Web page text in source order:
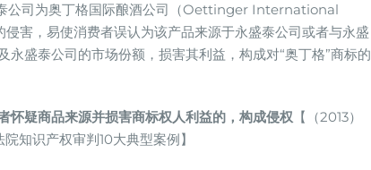
公司为奥丁格国际酿酒公司（Oettinger International
害，易使消费者误认为该产品来源于永盛泰公司或者与永盛
盛泰公司的市场份额，损害其利益，构成对“奥丁格”商标的
怀疑商品来源并损害商标权人利益的，构成侵权 【（2013）
知识产权审判10大典型案例】